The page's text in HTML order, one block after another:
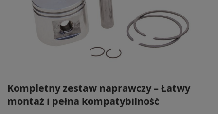
Kompletny zestaw naprawczy – Łatwy
montaż i pełna kompatybilność